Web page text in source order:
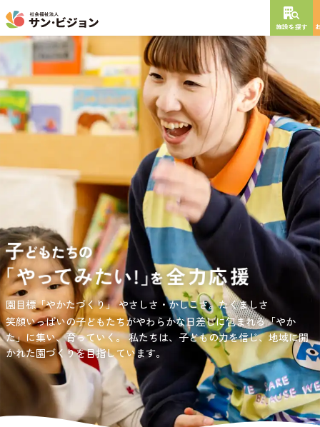
施設を探す
負担の少ない介護、ふれあいを大切にする介護、笑顔が溢れている
介護を目指して。
愛知・岐阜・長野の3県下で38施設・151事業所の介護関連事業所を運
営する社会福祉法人サン・ビジョンでは、今後ますます高まる介護
ニーズに幅広く対応していきます。
園目標「やかたづくり」やさしさ・かしこさ。たくましさ
笑顔いっぱいの子どもたちがやわらかな日差しに包まれる「やか
た」に集い、育っていく。私たちは、子どもの力を信じ、地域に開
かれた園づくりを目指しています。
サンサン・スクール東山公園では、小学生の児童が放課後安心して
過ごせる環境を提供するとともに、宿題・クラブ活動(英語・習字・
選択)などの学習面にも力を入れて行っている学童保育所です。
NEW OPEN
年
特別養護老人ホーム
短期入所生活介護
通所介護
居宅介護支援
グレイスフル砧公園
東京都世田谷区大蔵 3丁目4番12号
お問い合わせ先
03-6411-5781
担当：宮澤